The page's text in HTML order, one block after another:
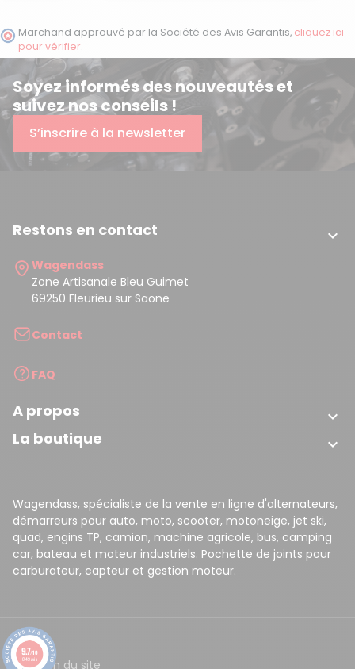
Marchand approuvé par la Société des Avis Garantis, cliquez ici
pour vérifier.
Soyez informés des nouveautés et
suivez nos conseils !
S’inscrire à la newsletter
Restons en contact 
Wagendass
Zone Artisanale Bleu Guimet
69250 Fleurieu sur Saone
Contact
FAQ
A propos 
La boutique 
Wagendass, spécialiste de la vente en ligne d'alternateurs,
démarreurs pour auto, moto, scooter, motoneige, jet ski,
quad, engins TP, camion, machine agricole, bus, camping
car, bateau et moteur industriels. Pochette de joints pour
carburateur, capteur et gestion moteur.
CGVPlan du site
9.7/10
8149 avis